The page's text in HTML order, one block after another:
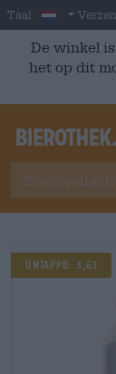
Skip to main
Taal: Dutch
De winkel
het op dit
UNTAPPD: 3,61